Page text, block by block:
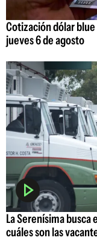
Cotización dólar blue
jueves 6 de agosto
La Serenísima
cuáles son las